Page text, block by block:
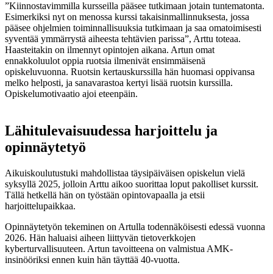
”Kiinnostavimmilla kursseilla pääsee tutkimaan jotain tuntematonta.
Esimerkiksi nyt on menossa kurssi takaisinmallinnuksesta, jossa
pääsee ohjelmien toiminnallisuuksia tutkimaan ja saa omatoimisesti
syventää ymmärrystä aiheesta tehtävien parissa”, Arttu toteaa.
Haasteitakin on ilmennyt opintojen aikana. Artun omat
ennakkoluulot oppia ruotsia ilmenivät ensimmäisenä
opiskeluvuonna. Ruotsin kertauskurssilla hän huomasi oppivansa
melko helposti, ja sanavarastoa kertyi lisää ruotsin kurssilla.
Opiskelumotivaatio ajoi eteenpäin.
Lähitulevaisuudessa harjoittelu ja
opinnäytetyö
Aikuiskoulutustuki mahdollistaa täysipäiväisen opiskelun vielä
syksyllä 2025, jolloin Arttu aikoo suorittaa loput pakolliset kurssit.
Tällä hetkellä hän on työstään opintovapaalla ja etsii
harjoittelupaikkaa.
Opinnäytetyön tekeminen on Artulla todennäköisesti edessä vuonna
2026. Hän haluaisi aiheen liittyvän tietoverkkojen
kyberturvallisuuteen. Artun tavoitteena on valmistua AMK-
insinööriksi ennen kuin hän täyttää 40-vuotta.